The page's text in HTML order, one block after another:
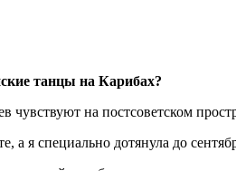
танцы на Карибах?
на постсоветском
а я специально дотянула до